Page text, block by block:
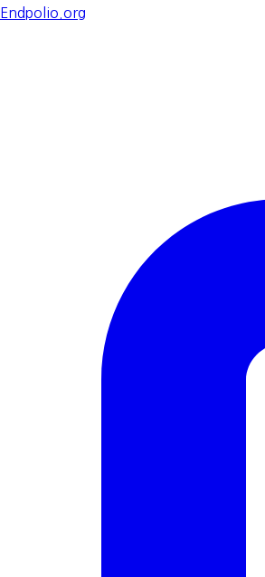
Endpolio.org